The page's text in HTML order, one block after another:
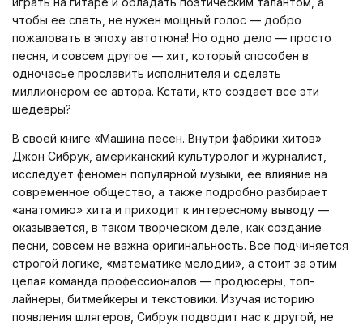
чтобы ее спеть, не нужен мощный голос — добро
пожаловать в эпоху автотюна! Но одно дело — просто
песня, и совсем другое — хит, который способен в
одночасье прославить исполнителя и сделать
миллионером ее автора. Кстати, кто создает все эти
шедевры?
В своей книге «Машина песен. Внутри фабрики хитов»
Джон Сибрук, американский культуролог и журналист,
исследует феномен популярной музыки, ее влияние на
современное общество, а также подробно разбирает
«анатомию» хита и приходит к интересному выводу —
оказывается, в таком творческом деле, как создание
песни, совсем не важна оригинальность. Все подчиняется
строгой логике, «математике мелодии», а стоит за этим
целая команда профессионалов — продюсеры, топ-
лайнеры, битмейкеры и текстовики. Изучая историю
появления шлягеров, Сибрук подводит нас к другой, не